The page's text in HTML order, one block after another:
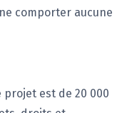
comporter aucune
est de 20 000